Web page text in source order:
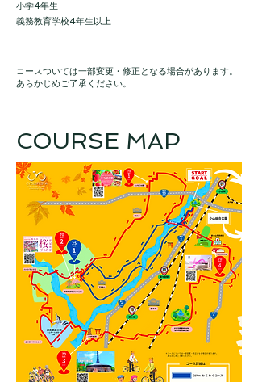
小学4年生
義務教育学校4年生以上
コースついては一部変更・修正となる場合があります。
あらかじめご了承ください。
​COURSE MAP